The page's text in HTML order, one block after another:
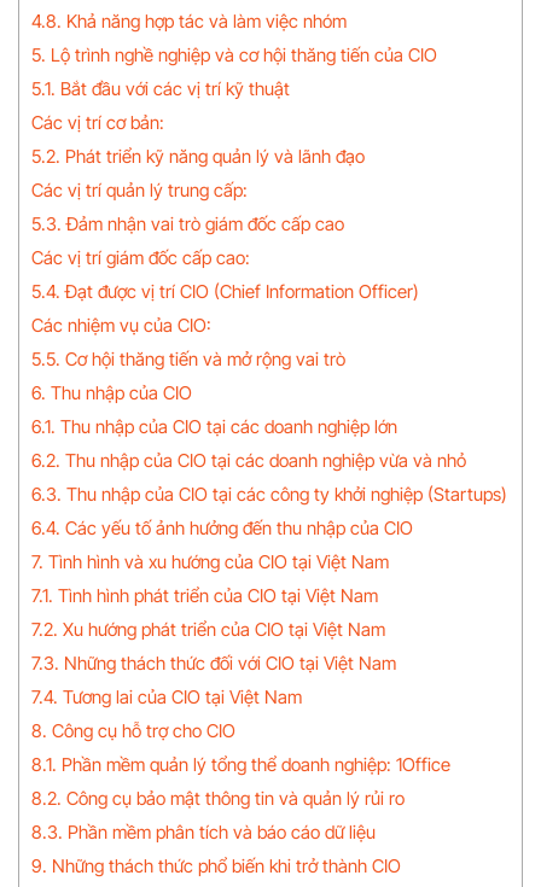
4.8. Khả năng hợp tác và làm việc nhóm
5. Lộ trình nghề nghiệp và cơ hội thăng tiến của CIO
5.1. Bắt đầu với các vị trí kỹ thuật
Các vị trí cơ bản:
5.2. Phát triển kỹ năng quản lý và lãnh đạo
Các vị trí quản lý trung cấp:
5.3. Đảm nhận vai trò giám đốc cấp cao
Các vị trí giám đốc cấp cao:
5.4. Đạt được vị trí CIO (Chief Information Officer)
Các nhiệm vụ của CIO:
5.5. Cơ hội thăng tiến và mở rộng vai trò
6. Thu nhập của CIO
6.1. Thu nhập của CIO tại các doanh nghiệp lớn
6.2. Thu nhập của CIO tại các doanh nghiệp vừa và nhỏ
6.3. Thu nhập của CIO tại các công ty khởi nghiệp (Startups)
6.4. Các yếu tố ảnh hưởng đến thu nhập của CIO
7. Tình hình và xu hướng của CIO tại Việt Nam
7.1. Tình hình phát triển của CIO tại Việt Nam
7.2. Xu hướng phát triển của CIO tại Việt Nam
7.3. Những thách thức đối với CIO tại Việt Nam
7.4. Tương lai của CIO tại Việt Nam
8. Công cụ hỗ trợ cho CIO
8.1. Phần mềm quản lý tổng thể doanh nghiệp: 1Office
8.2. Công cụ bảo mật thông tin và quản lý rủi ro
8.3. Phần mềm phân tích và báo cáo dữ liệu
9. Những thách thức phổ biến khi trở thành CIO